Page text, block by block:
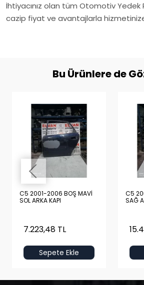
İhtiyacınız olan tüm Otomotiv Yedek
cazip fiyat ve avantajlarla
Bu Ürünlere de
C5 2001-2006 BOŞ MAVİ
SOL ARKA KAPI
7.223,48 TL
Sepete Ekle
C5
SAĞ